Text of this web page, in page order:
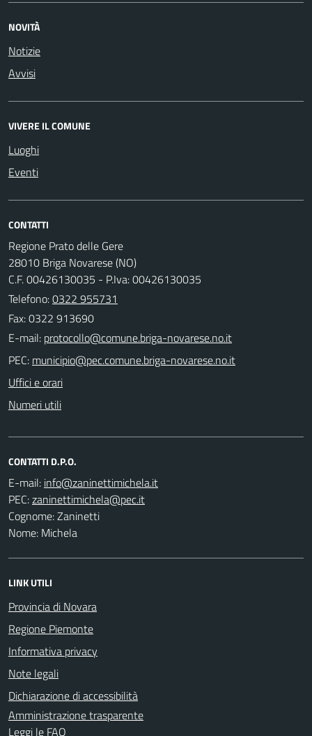
NOVITÀ
Notizie
Avvisi
VIVERE IL COMUNE
Luoghi
Eventi
CONTATTI
Regione Prato delle Gere
28010 Briga Novarese (NO)
C.F. 00426130035 - P.Iva: 00426130035
Telefono:0322 955731
Fax: 0322 913690
E-mail:
PEC:
Uffici e orari
Numeri utili
CONTATTI D.P.O.
E-mail:
PEC:
Cognome: Zaninetti
Nome: Michela
LINK UTILI
Provincia di Novara
Regione Piemonte
Informativa privacy
Note legali
Dichiarazione di accessibilità
Amministrazione trasparente
Leggi le FAQ